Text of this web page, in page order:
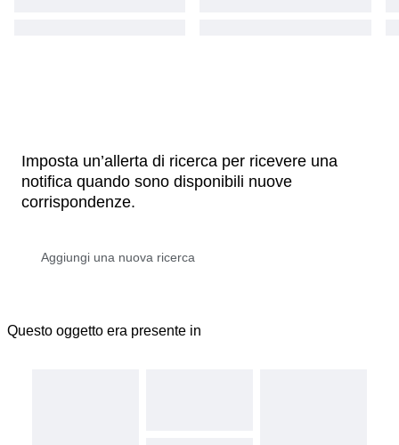
Imposta un’allerta di ricerca per ricevere una
notifica quando sono disponibili nuove
corrispondenze.
Questo oggetto era presente in